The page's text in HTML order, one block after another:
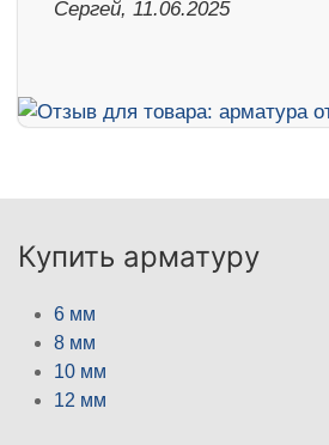
Сергей, 11.06.2025
Купить арматуру
6 мм
8 мм
10 мм
12 мм